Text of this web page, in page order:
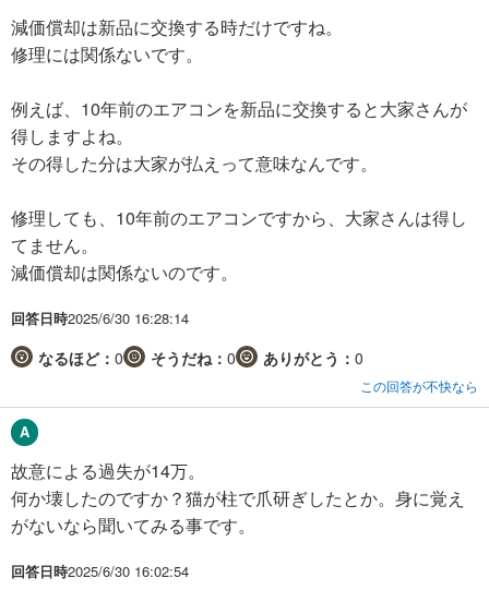
減価償却は新品に交換する時だけですね。
修理には関係ないです。
例えば、10年前のエアコンを新品に交換すると大家さんが
得しますよね。
その得した分は大家が払えって意味なんです。
修理しても、10年前のエアコンですから、大家さんは得し
てません。
減価償却は関係ないのです。
回答日時2025/6/30 16:28:14
なるほど： 0 そうだね： 0 ありがとう： 0
この回答が不快なら
故意による過失が14万。
何か壊したのですか？猫が柱で爪研ぎしたとか。身に覚え
がないなら聞いてみる事です。
回答日時2025/6/30 16:02:54